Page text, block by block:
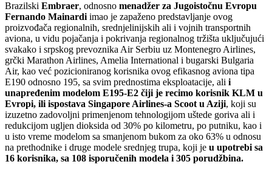
Brazilski Embraer, odnosno menadžer za Jugoistočnu Evropu
Fernando Mainardi imao je zapaženo predstavljanje ovog
proizvođača regionalnih, srednjelinijskih ali i vojnih transportnih
aviona, u vidu pojačanja i pokrivanja regionalnog tržišta uključujući
svakako i srpskog prevoznika Air Serbiu uz Montenegro Airlines,
grčki Marathon Airlines, Amelia International i bugarski Bulgaria
Air, kao već pozicioniranog korisnika ovog efikasnog aviona tipa
E190 odnosno 195, sa svim prednostima eksploatacije, ali i
unapređenim modelom E195-E2 čiji je recimo korisnik KLM u
Evropi, ili ispostava Singapore Airlines-a Scoot u Aziji, koji su
izuzetno zadovoljni primenjenom tehnologijom uštede goriva ali i
redukcijom ugljen dioksida od 30% po kilometru, po putniku, kao i
u isto vreme modelom sa smanjenom bukom za oko 63% u odnosu
na prethodnike i druge modele srednjeg trupa, koji je u upotrebi sa
16 korisnika, sa 108 isporučenih modela i 305 porudžbina.